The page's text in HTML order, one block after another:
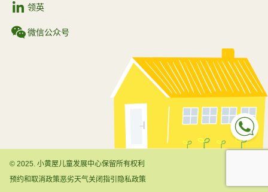
领英
微信公众号
© 2025. 小黄屋儿童发展中心保留所有权利
预约和取消政策恶劣天气关闭指引 隐私政策